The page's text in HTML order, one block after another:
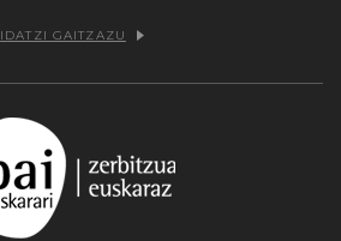
IDATZI GAITZAZU